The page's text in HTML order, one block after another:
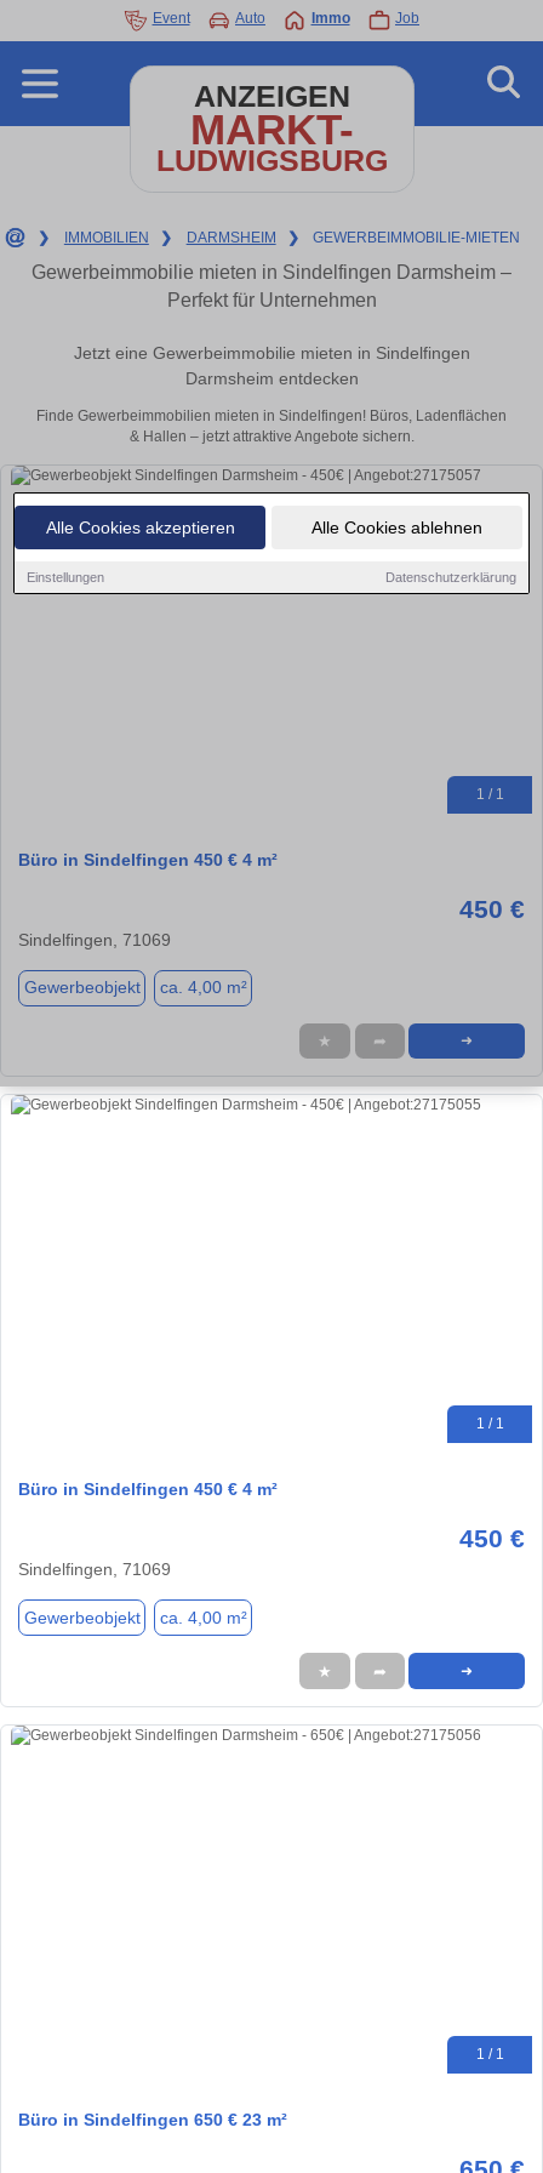
Alle Cookies akzeptieren Alle Cookies ablehnen
Einstellungen Datenschutzerklärung
Event Auto Immo Job
ANZEIGEN
MARKT-
LUDWIGSBURG
❯ IMMOBILIEN ❯ DARMSHEIM ❯ GEWERBEIMMOBILIE-MIETEN
Gewerbeimmobilie mieten in Sindelfingen Darmsheim –
Perfekt für Unternehmen
Jetzt eine Gewerbeimmobilie mieten in Sindelfingen
Darmsheim entdecken
Finde Gewerbeimmobilien mieten in Sindelfingen! Büros, Ladenflächen
& Hallen – jetzt attraktive Angebote sichern.
1 / 1
Büro in Sindelfingen 450 € 4 m²
450 €
Sindelfingen, 71069
Gewerbeobjekt ca. 4,00 m²
★ ➦ ➜
1 / 1
Büro in Sindelfingen 450 € 4 m²
450 €
Sindelfingen, 71069
Gewerbeobjekt ca. 4,00 m²
★ ➦ ➜
1 / 1
Büro in Sindelfingen 650 € 23 m²